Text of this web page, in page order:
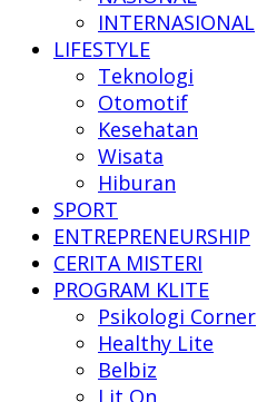
News
INTERNASIONAL
LIFESTYLE
Teknologi
Otomotif
Kesehatan
Wisata
Hiburan
SPORT
ENTREPRENEURSHIP
CERITA MISTERI
PROGRAM KLITE
Psikologi Corner
Healthy Lite
Belbiz
Lit On